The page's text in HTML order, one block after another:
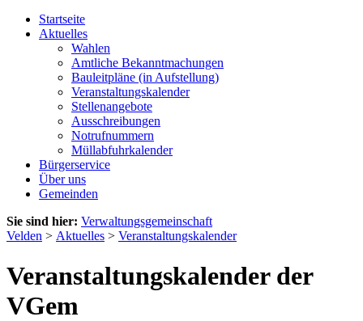
Startseite
Aktuelles
Wahlen
Amtliche Bekanntmachungen
Bauleitpläne (in Aufstellung)
Veranstaltungskalender
Stellenangebote
Ausschreibungen
Notrufnummern
Müllabfuhrkalender
Bürgerservice
Über uns
Gemeinden
Sie sind hier: Verwaltungsgemeinschaft
Velden > Aktuelles > Veranstaltungskalender
Veranstaltungskalender der
VGem